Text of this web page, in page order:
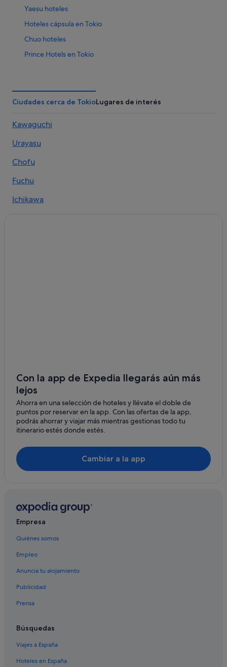
Yaesu hoteles
Hoteles cápsula en Tokio
Chuo hoteles
Prince Hotels en Tokio
Yushima hoteles
Marunouchi hoteles
Ginza hoteles
Barrio Jimbocho hoteles
Hokke Club hoteles en Ginza
Hoteles con conserje en Ginza
Hoteles cerca de Palacio Imperial de Tokio
Tsukiji hoteles
Apartamentos en Tokio
Capsule and Sauna Century Group hoteles en Tokio
Chiyoda hoteles
Capsule and Sauna Century Group hoteles en Ginza
Apa Hotels en Tokio
Hoteles cerca de Torre de Tokio
Hamamatsucho hoteles
Nh Hotels en Tokio
Hoteles con conserje en Marunouchi
Albergues en Tokio
Hoteles con piscina en Tokio
Ciudades cerca de TokioLugares de interés
Kawaguchi
Urayasu
Chofu
Fuchu
Ichikawa
Yashio
Asaka
Con la app de Expedia llegarás aún más
lejos
Ahorra en una selección de hoteles y llévate el doble de
puntos por reservar en la app. Con las ofertas de la app,
podrás ahorrar y viajar más mientras gestionas todo tu
itinerario estés donde estés.
Cambiar a la app
Empresa
Quiénes somos
Empleo
Anuncia tu alojamiento
Publicidad
Prensa
Búsquedas
Viajes a España
Hoteles en España